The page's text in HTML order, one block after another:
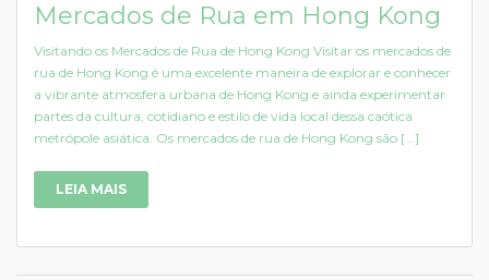
Mercados de Rua em Hong Kong
Visitando os Mercados de Rua de Hong Kong Visitar os mercados de
rua de Hong Kong é uma excelente maneira de explorar e conhecer
a vibrante atmosfera urbana de Hong Kong e ainda experimentar
partes da cultura, cotidiano e estilo de vida local dessa caótica
metrópole asiática. Os mercados de rua de Hong Kong são [...]
LEIA MAIS